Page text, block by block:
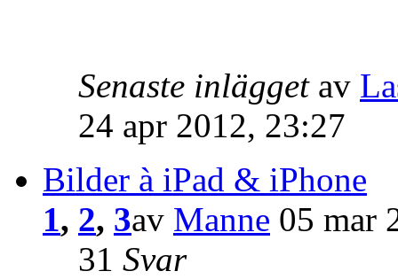
Senaste inlägget av
24 apr 2012, 23:27
Bilder à iPad & iPhone
1, 2, 3av Manne 05 mar
31 Svar